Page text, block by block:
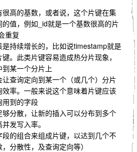
很高的基数，或者说，这个片键在集
值，例如_id就是一个基数很高的片
重复
是持续增长的，比如说timestamp就是
。此类片键容易造成热分片现象，
某一个分片上
查询定向到某一个（或几个）分片
效率。一般来说这个意味着片键应该
用到的字段
分散，让新的插入可以分布到多个
发写入率。
的组合来组成片键，以达到几个不
分散性，及查询定向等）